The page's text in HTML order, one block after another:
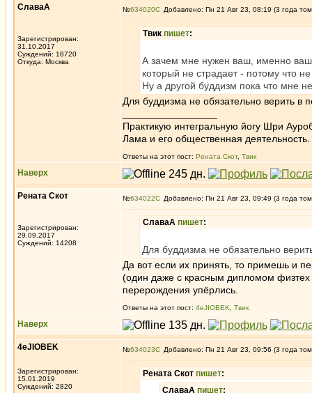
СлаваА
Зарегистрирован:
31.10.2017
Суждений: 18720
Откуда: Москва
№634020 Добавлено: Пн 21 Авг 23, 08:19 (3 года
Твик пишет:
А зачем мне нужен ваш, именно ваш,
который не страдает - потому что
Ну а другой буддизм пока что мне
Для буддизма не обязательно верить в
Практикую интегральную йогу Шри
Лама и его общественная деятельность.
Ответы на этот пост: Рената Скот, Твик
Наверх
Рената Скот
Зарегистрирован:
29.09.2017
Суждений: 14208
№634022 Добавлено: Пн 21 Авг 23, 09:49 (3 года
СлаваА пишет:
Для буддизма не обязательно
Да вот если их принять, то примешь и
(один даже с красным дипломом физтех
перерождения упёрлись.
Ответы на этот пост: 4eJIOBEK Твик
Наверх
4eJIOBEK
Зарегистрирован:
15.01.2019
Суждений: 2820
№634023 Добавлено: Пн 21 Авг 23, 09:56 (3 года
Рената Скот пишет:
СлаваА пишет: